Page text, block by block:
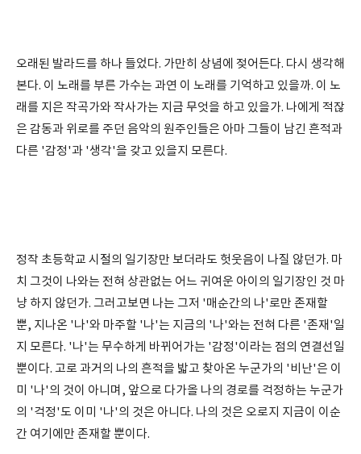
오래된 발라드를 하나 들었다. 가만히 상념에 젖어든다. 다시 생각해
본다. 이 노래를 부른 가수는 과연 이 노래를 기억하고 있을까. 이 노
래를 지은 작곡가와 작사가는 지금 무엇을 하고 있을가. 나에게 적잖
은 감동과 위로를 주던 음악의 원주인들은 아마 그들이 남긴 흔적과
다른 '감정'과 '생각'을 갖고 있을지 모른다.
정작 초등학교 시절의 일기장만 보더라도 헛웃음이 나질 않던가. 마
치 그것이 나와는 전혀 상관없는 어느 귀여운 아이의 일기장인 것 마
냥 하지 않던가. 그러고보면 나는 그저 '매순간의 나'로만 존재할
뿐, 지나온 '나'와 마주할 '나'는 지금의 '나'와는 전혀 다른 '존재'일
지 모른다. '나'는 무수하게 바뀌어가는 '감정'이라는 점의 연결선일
뿐이다. 고로 과거의 나의 흔적을 밟고 찾아온 누군가의 '비난'은 이
미 '나'의 것이 아니며, 앞으로 다가올 나의 경로를 걱정하는 누군가
의 '걱정'도 이미 '나'의 것은 아니다. 나의 것은 오로지 지금이 이순
간 여기에만 존재할 뿐이다.